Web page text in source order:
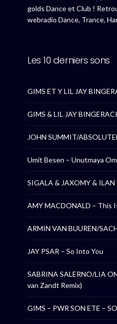
golds Dance et Club !
webradio Dance, Trance,
Les 10 derniers sons
GIMS ET Y LIL JAY
GIMS & LIL JAY
JOHN SUMMIT/
Umit Besen – Unutmaya
SIGALA & JAXOMY &
AMY MACDONALD – This
ARMIN VAN BUUREN/
JAY PSAR – So Into You
SABRINA SALERNO/LIA
van Zandt Remix)
GIMS – PWR SON ETE –